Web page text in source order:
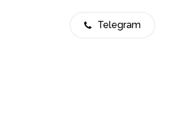
Telegram